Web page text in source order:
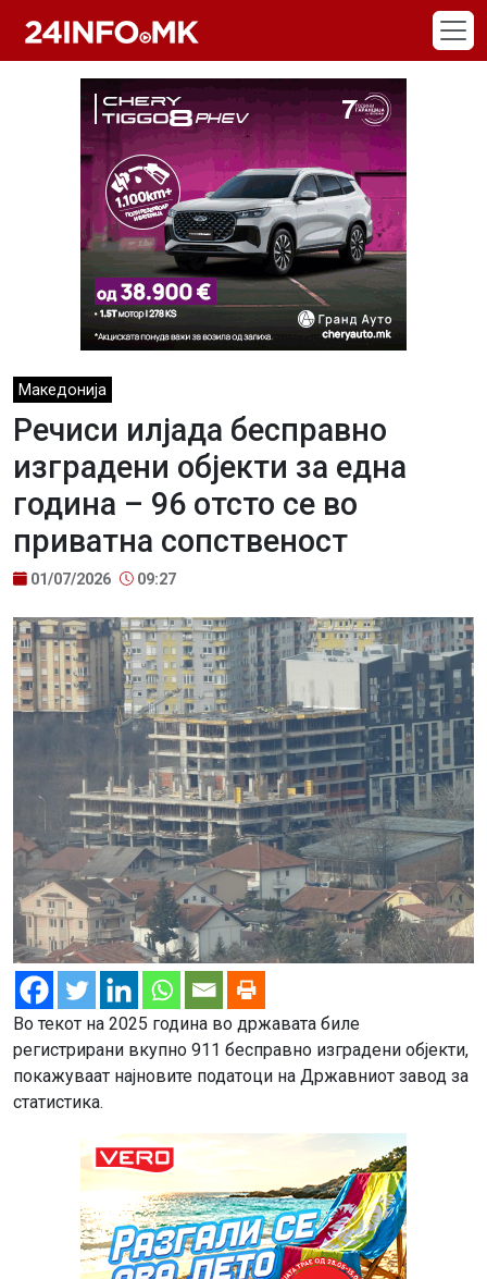
Македонија
Речиси илјада бесправно
изградени објекти за една
година – 96 отсто се во
приватна сопственост
01/07/2026 09:27
Во текот на 2025 година во државата биле
регистрирани вкупно 911 бесправно изградени објекти,
покажуваат најновите податоци на Државниот завод за
статистика.